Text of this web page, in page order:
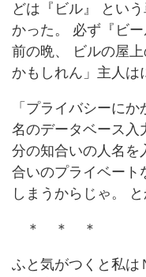
どは『ビル』 とい
かった。 必ず『ビ
前の晩、 ビルの屋
かもしれん」主人は
「プライバシーに
名のデータベース入
分の知合いの人名を
合いのプライベート
しまうからじゃ。
＊ ＊ ＊
ふと気がつくと私は